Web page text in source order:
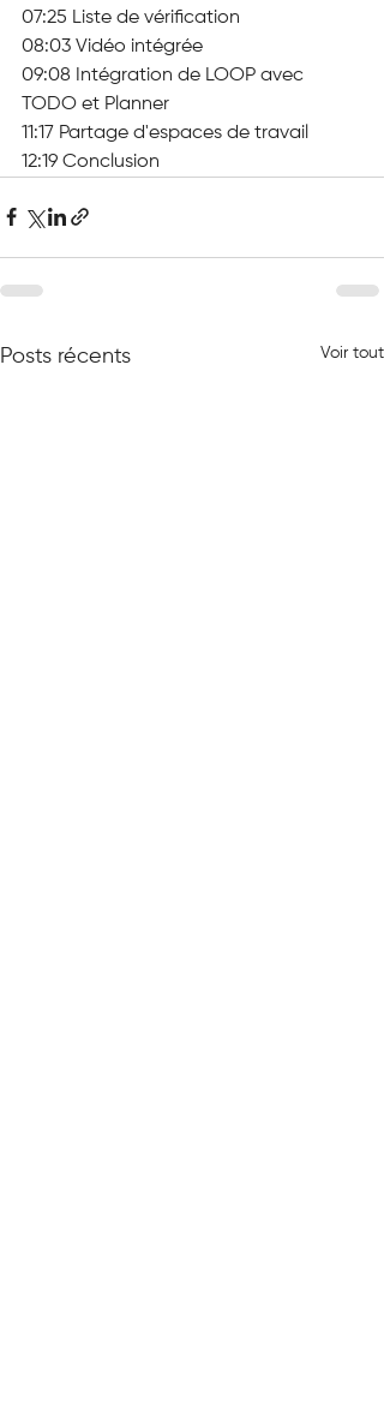
07:25 Liste de vérification
08:03 Vidéo intégrée
09:08 Intégration de LOOP avec
TODO et Planner
11:17 Partage d'espaces de travail
12:19 Conclusion
Posts récents Voir tout